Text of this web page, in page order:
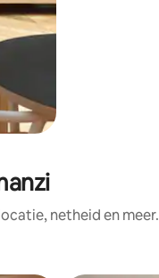
netheid en meer.